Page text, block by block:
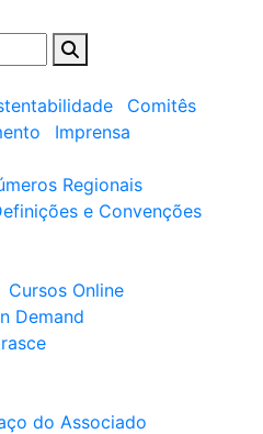
Comitês
Imprensa
Regionais
e Convenções
Cursos Online
Demand
do Associado